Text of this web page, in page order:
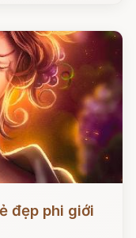
đẹp phi giới